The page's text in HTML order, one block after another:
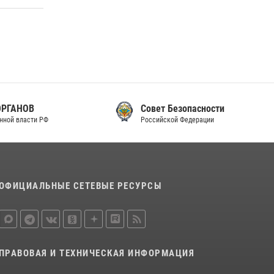
В Росгвардии прошла военно-научная
Совет Безопасности
Российской Федерации
СЕТЕВЫЕ РЕСУРСЫ
ПРАВОВАЯ И ТЕХНИЧЕСКАЯ ИНФОРМАЦИЯ